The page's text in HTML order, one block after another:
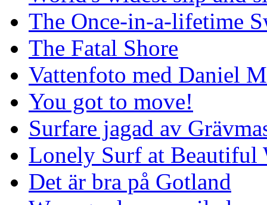
The Once-in-a-lifetime
The Fatal Shore
Vattenfoto med Daniel
You got to move!
Surfare jagad av
Lonely Surf at Beautiful
Det är bra på Gotland